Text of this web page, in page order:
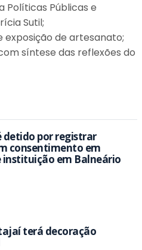
Políticas Públicas e
Sutil;
exposição de artesanato;
síntese das reflexões do
detido por registrar
consentimento em
instituição em Balneário
terá decoração